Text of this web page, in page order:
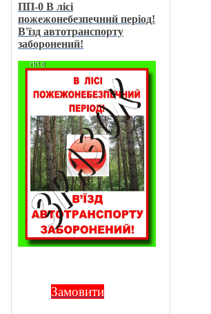
ПП-0 В лici
пожежонебезпечний перiод!
В'їзд автотранспорту
заборонений!
Замовити